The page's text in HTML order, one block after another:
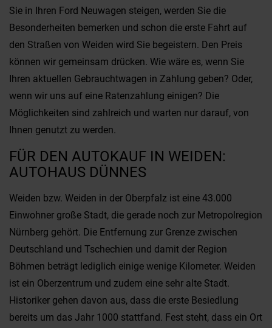
Sie in Ihren Ford Neuwagen steigen, werden Sie die
Besonderheiten bemerken und schon die erste Fahrt auf
den Straßen von Weiden wird Sie begeistern. Den Preis
können wir gemeinsam drücken. Wie wäre es, wenn Sie
Ihren aktuellen Gebrauchtwagen in Zahlung geben? Oder,
wenn wir uns auf eine Ratenzahlung einigen? Die
Möglichkeiten sind zahlreich und warten nur darauf, von
Ihnen genutzt zu werden.
FÜR DEN AUTOKAUF IN WEIDEN:
AUTOHAUS DÜNNES
Weiden bzw. Weiden in der Oberpfalz ist eine 43.000
Einwohner große Stadt, die gerade noch zur Metropolregion
Nürnberg gehört. Die Entfernung zur Grenze zwischen
Deutschland und Tschechien und damit der Region
Böhmen beträgt lediglich einige wenige Kilometer. Weiden
ist ein Oberzentrum und zudem eine sehr alte Stadt.
Historiker gehen davon aus, dass die erste Besiedlung
bereits um das Jahr 1000 stattfand. Fest steht, dass ein Ort